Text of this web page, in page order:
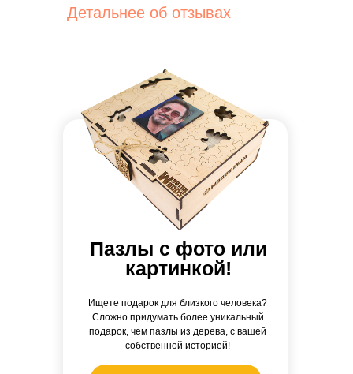
Детальнее об отзывах
Пазлы с фото или
картинкой!
Ищете подарок для близкого человека?
Сложно придумать более уникальный
подарок, чем пазлы из дерева, с вашей
собственной историей!